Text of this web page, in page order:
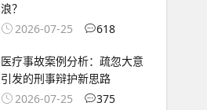
浪？
2026-07-25
618
医疗事故案例分析：疏忽大意
引发的刑事辩护新思路
2026-07-25
375